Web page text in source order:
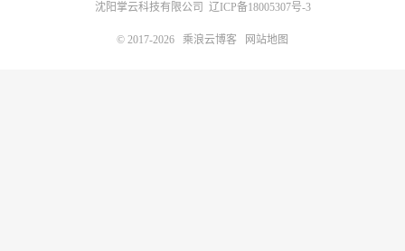
沈阳掌云科技有限公司 辽ICP备18005307号-3
© 2017-2026 乘浪云博客 网站地图